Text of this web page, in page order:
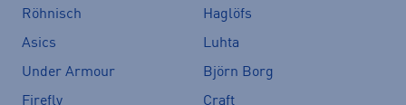
Röhnisch
Haglöfs
Asics
Luhta
Under Armour
Björn Borg
Firefly
Craft